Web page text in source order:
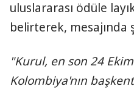
uluslararası ödüle
belirterek, mesajında
"Kurul, en son 24
Kolombiya'nın